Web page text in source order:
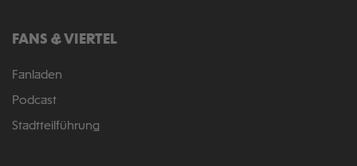
FANS & VIERTEL
Fanladen
Podcast
Stadtteilführung